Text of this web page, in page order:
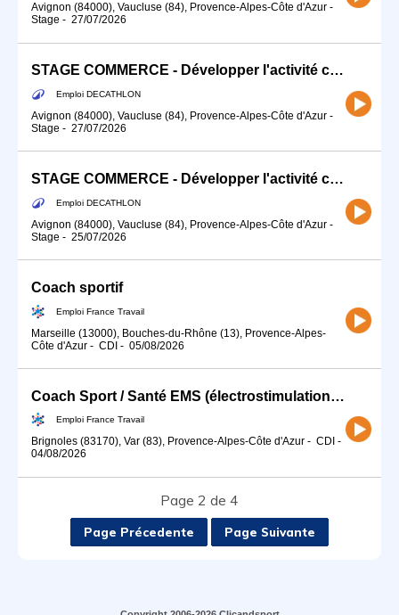
Avignon (84000), Vaucluse (84), Provence-Alpes-Côte d'Azur -
Stage - 27/07/2026
STAGE COMMERCE - Développer l'activité commerciale de ton sport (H/F)
Emploi DECATHLON
Avignon (84000), Vaucluse (84), Provence-Alpes-Côte d'Azur -
Stage - 27/07/2026
STAGE COMMERCE - Développer l'activité commerciale de ton sport (H/F)
Emploi DECATHLON
Avignon (84000), Vaucluse (84), Provence-Alpes-Côte d'Azur -
Stage - 25/07/2026
Coach sportif
Emploi France Travail
Marseille (13000), Bouches-du-Rhône (13), Provence-Alpes-
Côte d'Azur - CDI - 05/08/2026
Coach Sport / Santé EMS (électrostimulation) (H/F)
Emploi France Travail
Brignoles (83170), Var (83), Provence-Alpes-Côte d'Azur - CDI -
04/08/2026
Page 2 de 4
Page Précedente Page Suivante